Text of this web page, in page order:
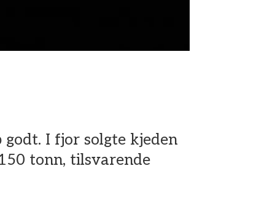
I fjor solgte kjeden
tonn, tilsvarende